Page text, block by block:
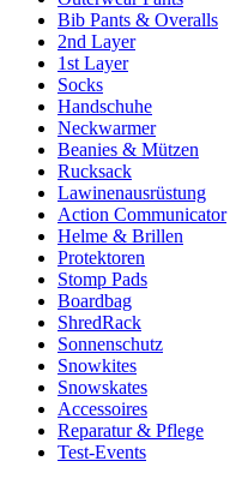
Bib Pants & Overalls
2nd Layer
1st Layer
Socks
Handschuhe
Neckwarmer
Beanies & Mützen
Rucksack
Lawinenausrüstung
Action Communicator
Helme & Brillen
Protektoren
Stomp Pads
Boardbag
ShredRack
Sonnenschutz
Snowkites
Snowskates
Accessoires
Reparatur & Pflege
Test-Events